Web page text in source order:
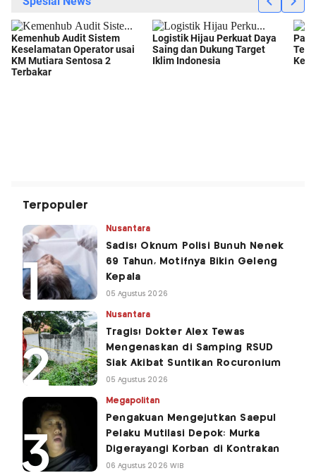
Terpopuler
Nusantara
Sadis! Oknum Polisi Bunuh Nenek
69 Tahun, Motifnya Bikin Geleng
Kepala
05 Agustus 2026
Nusantara
Tragis! Dokter Alex Tewas
Mengenaskan di Samping RSUD
Siak Akibat Suntikan Rocuronium
05 Agustus 2026
Megapolitan
Pengakuan Mengejutkan Saepul
Pelaku Mutilasi Depok: Murka
Digerayangi Korban di Kontrakan
06 Agustus 2026 WIB